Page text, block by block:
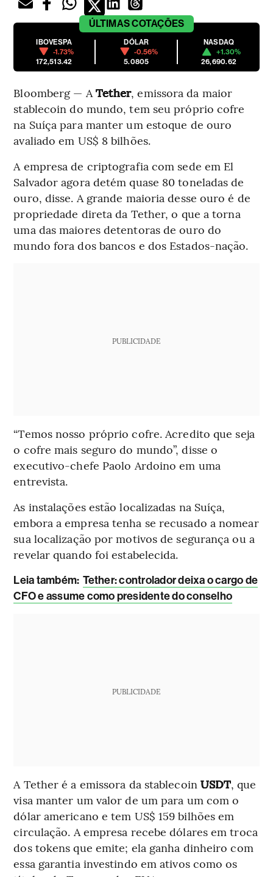
ÚLTIMASCOTAÇÕES
IBOVESPA
-1.73%
172,513.42
DÓLAR
-0.56%
5.0805
NASDAQ
+1.30%
26,690.62
Bloomberg — A Tether, emissora da maior
stablecoin do mundo, tem seu próprio cofre
na Suíça para manter um estoque de ouro
avaliado em US$ 8 bilhões.
A empresa de criptografia com sede em El
Salvador agora detém quase 80 toneladas de
ouro, disse. A grande maioria desse ouro é de
propriedade direta da Tether, o que a torna
uma das maiores detentoras de ouro do
mundo fora dos bancos e dos Estados-nação.
PUBLICIDADE
“Temos nosso próprio cofre. Acredito que seja
o cofre mais seguro do mundo”, disse o
executivo-chefe Paolo Ardoino em uma
entrevista.
As instalações estão localizadas na Suíça,
embora a empresa tenha se recusado a nomear
sua localização por motivos de segurança ou a
revelar quando foi estabelecida.
Leia também: Tether: controlador deixa o cargo de
CFO e assume como presidente do conselho
PUBLICIDADE
A Tether é a emissora da stablecoin USDT, que
visa manter um valor de um para um com o
dólar americano e tem US$ 159 bilhões em
circulação. A empresa recebe dólares em troca
dos tokens que emite; ela ganha dinheiro com
essa garantia investindo em ativos como os